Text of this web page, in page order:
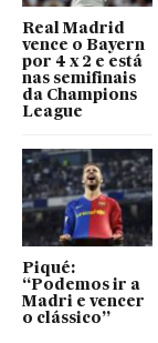
Real Madrid
vence o Bayern
por 4 x 2 e está
nas semifinais
da Champions
League
Piqué:
“Podemos ir a
Madri e vencer
o clássico”